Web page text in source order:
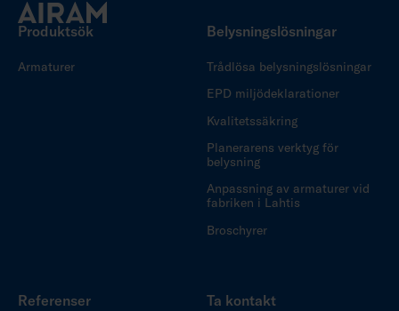
Produktsök
Armaturer
Belysningslösningar
Trådlösa belysningslösningar
EPD miljödeklarationer
Kvalitetssäkring
Planerarens verktyg för
belysning
Anpassning av armaturer vid
fabriken i Lahtis
Broschyrer
Referenser Ta kontakt